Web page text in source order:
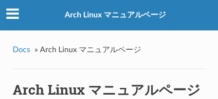
Arch Linux マニュアルページ
Docs » Arch Linux マニュアルページ
Arch Linux マニュアルページ